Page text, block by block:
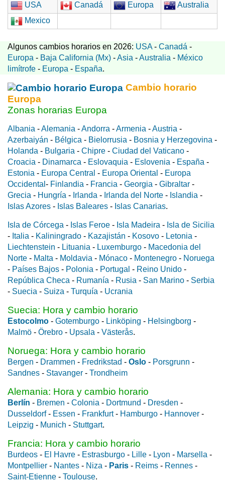
USA Canadá Europa
Australia
Mexico
Algunos cambios horarios en 2026: USA- Canadá -
Europa - Baja California (Mx) -Asia -Australia - México
limítrofe - Europa - España.
Cambio horario
Europa
Zonas horarias Europa
Albania -Alemania -Andorra -Armenia -Austria -
Azerbaiyán - Bélgica - Bielorrusia - Bosnia y Herzegovina -
Holanda - Bulgaria - Chipre - Ciudad del Vaticano -
Croacia - Dinamarca - Eslovaquia - Eslovenia - España -
Estonia - Europa Central - Europa Oriental - Europa
Occidental - Finlandia - Francia - Georgia - Gibraltar -
Grecia - Hungría - Irlanda - Irlanda del Norte - Islandia -
Islas Azores - Islas Baleares - Islas Canarias.
Isla de Córcega - Islas Feroe - Isla Madeira - Isla de Sicilia
- Italia - Kaliningrado - Kazajistán - Kosovo - Letonia -
Liechtenstein - Lituania - Luxemburgo - Macedonia del
Norte - Malta - Moldavia - Mónaco - Montenegro - Noruega
- Países Bajos - Polonia - Portugal - Reino Unido -
República Checa - Rumanía - Rusia - San Marino - Serbia
- Suecia - Suiza - Turquía - Ucrania
Suecia: Hora y cambio horario
Estocolmo - Gotemburgo - Linköping - Helsingborg -
Malmö - Örebro - Upsala - Västerås.
Noruega: Hora y cambio horario
Bergen - Drammen - Fredrikstad - Oslo - Porsgrunn -
Sandnes - Stavanger - Trondheim
Alemania: Hora y cambio horario
Berlín - Bremen - Colonia - Dortmund - Dresden -
Dusseldorf- Essen - Frankfurt- Hamburgo - Hannover -
Leipzig - Munich - Stuttgart.
Francia: Hora y cambio horario
Burdeos - El Havre - Estrasburgo - Lille - Lyon - Marsella -
Montpellier - Nantes - Niza - Paris - Reims - Rennes -
Saint-Etienne - Toulouse.